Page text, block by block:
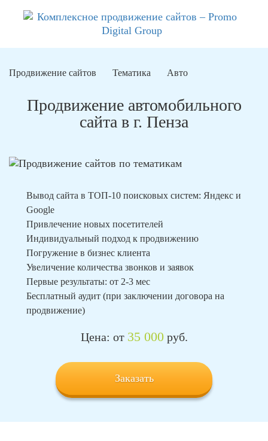
Продвижение сайтов Тематика Авто
Продвижение автомобильного
сайта в г. Пенза
Вывод сайта в ТОП-10 поисковых систем: Яндекс и
Google
Привлечение новых посетителей
Индивидуальный подход к продвижению
Погружение в бизнес клиента
Увеличение количества звонков и заявок
Первые результаты: от 2-3 мес
Бесплатный аудит (при заключении договора на
продвижение)
Цена: от 35 000руб.
Заказать